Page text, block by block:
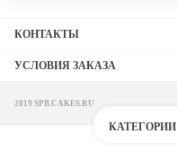
КАТЕГОРИИ
КОНТАКТЫ
УСЛОВИЯ ЗАКАЗА
2019 SPB.CAKES.RU